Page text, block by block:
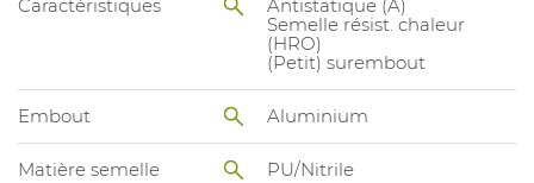
Caractéristiques
Antistatique (A)
Semelle résist. chaleur
(HRO)
(Petit) surembout
Embout Aluminium
Matière semelle PU/Nitrile